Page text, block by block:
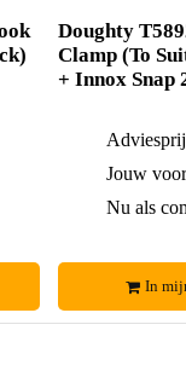
Doughty
Clamp (To
+ Innox Snap
Jouw
Nu als
In